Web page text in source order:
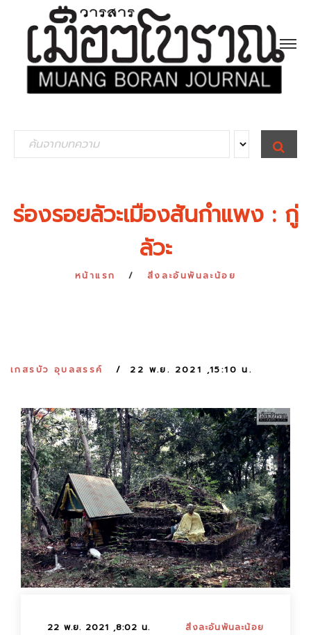
e
r
c
S
E
A
ร่องรอยลัวะเมืองสันกำแพง : กู่
ลัวะ
หน้าแรก สิ่งละอันพันละน้อย
เกสรบัว อุบลสรรค์ 22 พ.ย. 2021 ,15:10 น.
22 พ.ย. 2021 ,8:02 น. สิ่งละอันพันละน้อย